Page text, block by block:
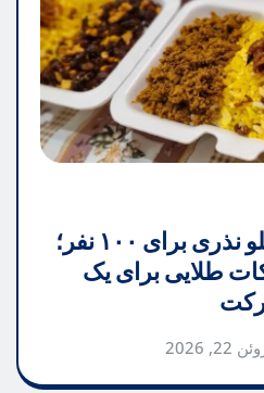
آموزش پخت عدسپلو نذری برای ۱۰۰ نفر؛
طلایی برای یک
22, 2026